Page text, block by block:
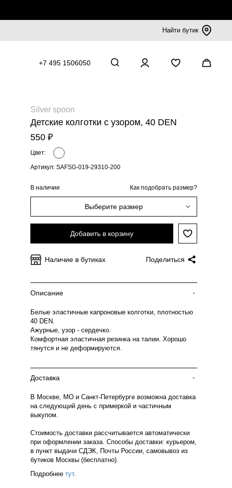
Найти бутик
+7 495 1506050
Silver spoon
Детские колготки с узором, 40 DEN
550 ₽
Цвет:
Артикул: SAFSG-019-29310-200
В наличии Как подобрать размер?
Выберите размер
Добавить в корзину
Наличие в бутиках Поделиться
Описание -
Белые эластичные капроновые колготки, плотностью
40 DEN.
Ажурные, узор - сердечко.
Комфортная эластичная резинка на талии. Хорошо
тянутся и не деформируются.
Доставка -
В Москве, МО и Санкт-Петербурге возможна доставка
на следующий день с примеркой и частичным
выкупом.
Стоимость доставки рассчитывается автоматически
при оформлении заказа. Способы доставки: курьером,
в пункт выдачи СДЭК, Почты России, самовывоз из
бутиков Москвы (бесплатно).
Подробнее тут.